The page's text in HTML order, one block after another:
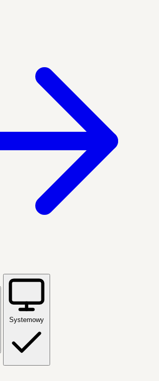
Systemowy